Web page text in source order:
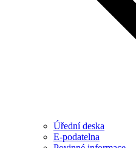
Úřední deska
E-podatelna